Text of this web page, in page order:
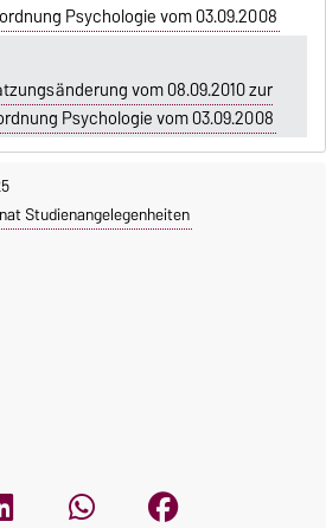
Psychologie vom 03.09.2008
vom 08.09.2010 zur
Psychologie vom 03.09.2008
Studienangelegenheiten